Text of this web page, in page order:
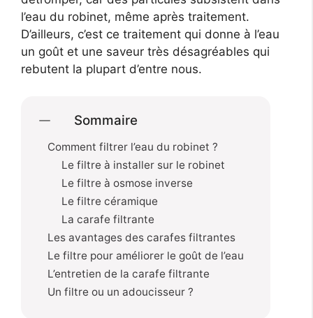
l’eau du robinet, même après traitement.
D’ailleurs, c’est ce traitement qui donne à l’eau
un goût et une saveur très désagréables qui
rebutent la plupart d’entre nous.
Sommaire
Comment filtrer l’eau du robinet ?
Le filtre à installer sur le robinet
Le filtre à osmose inverse
Le filtre céramique
La carafe filtrante
Les avantages des carafes filtrantes
Le filtre pour améliorer le goût de l’eau
L’entretien de la carafe filtrante
Un filtre ou un adoucisseur ?